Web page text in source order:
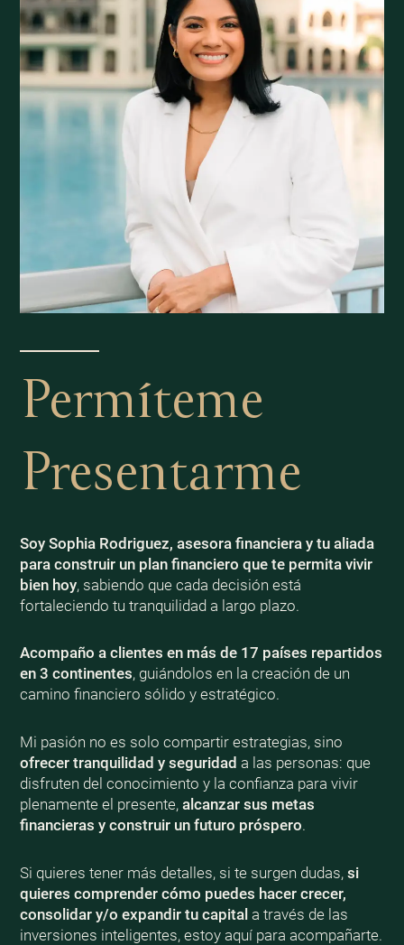
Permíteme
Presentarme
Soy Sophia Rodriguez, asesora financiera y tu aliada
para construir un plan financiero que te permita vivir
bien hoy, sabiendo que cada decisión está
fortaleciendo tu tranquilidad a largo plazo.
Acompaño a clientes en más de 17 países repartidos
en 3 continentes, guiándolos en la creación de un
camino financiero sólido y estratégico.
Mi pasión no es solo compartir estrategias, sino
ofrecer tranquilidad y seguridad a las personas: que
disfruten del conocimiento y la confianza para vivir
plenamente el presente, alcanzar sus metas
financieras y construir un futuro próspero.
Si quieres tener más detalles, si te surgen dudas, si
quieres comprender cómo puedes hacer crecer,
consolidar y/o expandir tu capitala través de las
inversiones inteligentes, estoy aquí para acompañarte.